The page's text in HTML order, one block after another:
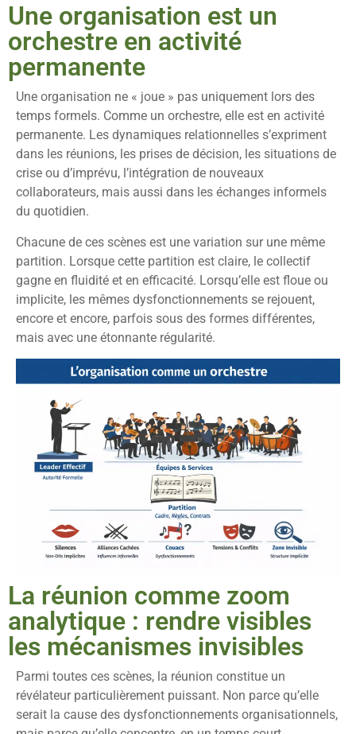
Une organisation est un
orchestre en activité
permanente
Une organisation ne « joue » pas uniquement lors des
temps formels. Comme un orchestre, elle est en activité
permanente. Les dynamiques relationnelles s’expriment
dans les réunions, les prises de décision, les situations de
crise ou d’imprévu, l’intégration de nouveaux
collaborateurs, mais aussi dans les échanges informels
du quotidien.
Chacune de ces scènes est une variation sur une même
partition. Lorsque cette partition est claire, le collectif
gagne en fluidité et en efficacité. Lorsqu’elle est floue ou
implicite, les mêmes dysfonctionnements se rejouent,
encore et encore, parfois sous des formes différentes,
mais avec une étonnante régularité.
La réunion comme zoom
analytique : rendre visibles
les mécanismes invisibles
Parmi toutes ces scènes, la réunion constitue un
révélateur particulièrement puissant. Non parce qu’elle
serait la cause des dysfonctionnements organisationnels,